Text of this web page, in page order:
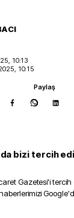
10:13
10:15
Paylaş
bizi tercih
Gazetesi'i